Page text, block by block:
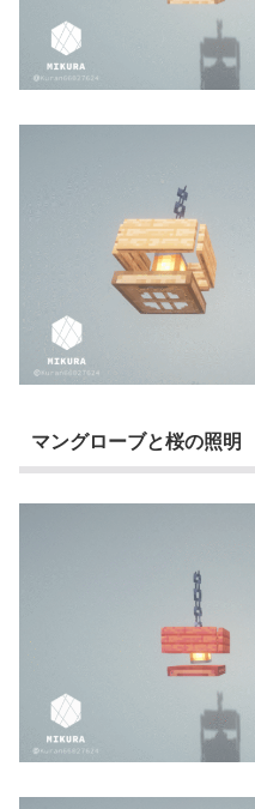
マングローブと桜の照明